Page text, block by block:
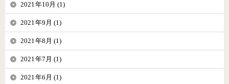
2021年10月 (1)
2021年9月 (1)
2021年8月 (1)
2021年7月 (1)
2021年6月 (1)